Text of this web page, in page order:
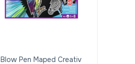
Blow Pen Maped Creativ